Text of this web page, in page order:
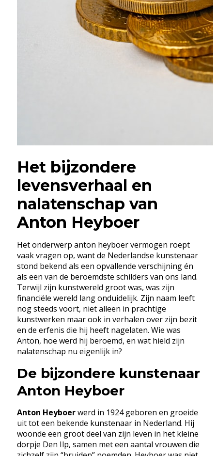
Het bijzondere
levensverhaal en
nalatenschap van
Anton Heyboer
Het onderwerp anton heyboer vermogen roept
vaak vragen op, want de Nederlandse kunstenaar
stond bekend als een opvallende verschijning én
als een van de beroemdste schilders van ons land.
Terwijl zijn kunstwereld groot was, was zijn
financiële wereld lang onduidelijk. Zijn naam leeft
nog steeds voort, niet alleen in prachtige
kunstwerken maar ook in verhalen over zijn bezit
en de erfenis die hij heeft nagelaten. Wie was
Anton, hoe werd hij beroemd, en wat hield zijn
nalatenschap nu eigenlijk in?
De bijzondere kunstenaar
Anton Heyboer
Anton Heyboerwerd in 1924 geboren en groeide
uit tot een bekende kunstenaar in Nederland. Hij
woonde een groot deel van zijn leven in het kleine
dorpje Den Ilp, samen met een aantal vrouwen die